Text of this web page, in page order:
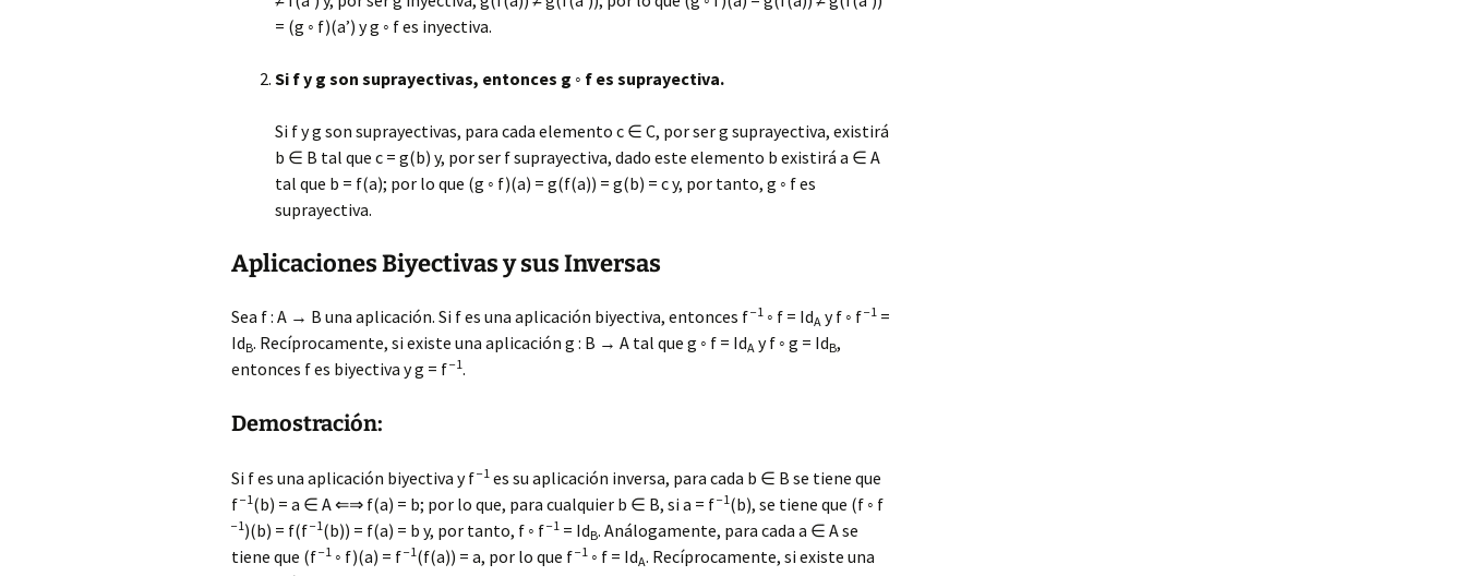
= (g ◦ f)(a’) y g ◦ f es inyectiva.
Si f y g son suprayectivas, entonces g ◦ f es suprayectiva.
Si f y g son suprayectivas, para cada elemento c ∈ C, por ser g suprayectiva, existirá
b ∈ B tal que c = g(b) y, por ser f suprayectiva, dado este elemento b existirá a ∈ A
tal que b = f(a); por lo que (g ◦ f)(a) = g(f(a)) = g(b) = c y, por tanto, g ◦ f es
suprayectiva.
Aplicaciones Biyectivas y sus Inversas
Sea f : A → B una aplicación. Si f es una aplicación biyectiva, entonces f−1 ◦ f = IdA y f ◦ f−1 =
IdB. Recíprocamente, si existe una aplicación g : B → A tal que g ◦ f = IdA y f ◦ g = IdB,
entonces f es biyectiva y g = f−1.
Demostración:
Si f es una aplicación biyectiva y f−1 es su aplicación inversa, para cada b ∈ B se tiene que
f−1(b) = a ∈ A ⇐⇒ f(a) = b; por lo que, para cualquier b ∈ B, si a = f−1(b), se tiene que (f ◦ f
−1)(b) = f(f−1(b)) = f(a) = b y, por tanto, f ◦ f−1 = IdB. Análogamente, para cada a ∈ A se
tiene que (f−1 ◦ f)(a) = f−1(f(a)) = a, por lo que f−1 ◦ f = IdA. Recíprocamente, si existe una